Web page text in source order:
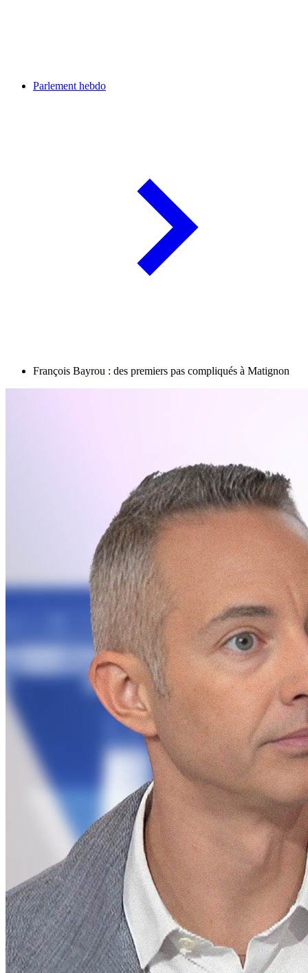
Parlement hebdo
François Bayrou : des premiers pas compliqués à Matignon